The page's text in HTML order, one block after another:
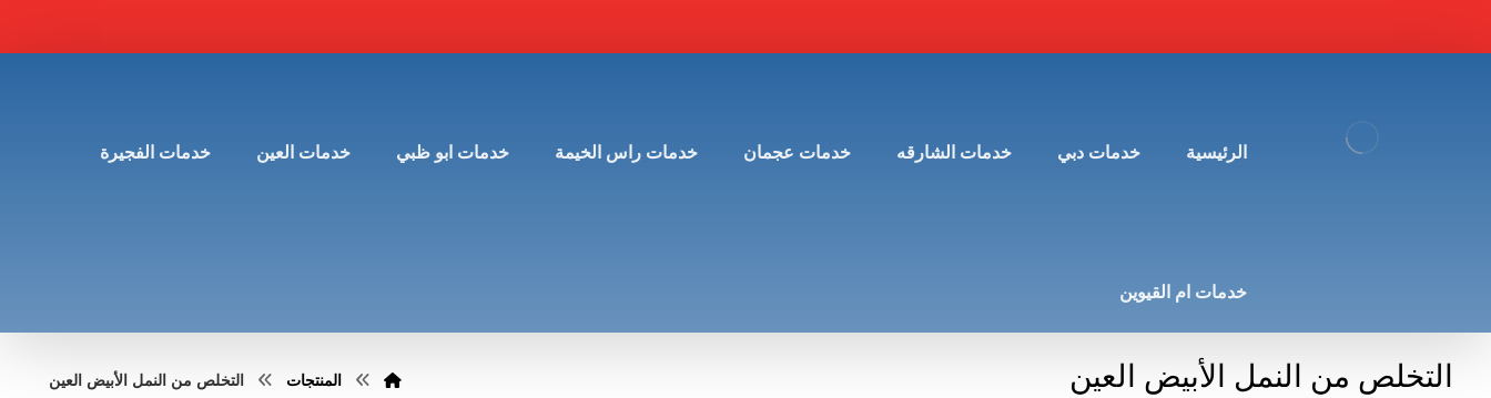
الرئيسية خدمات دبي خدمات الشارقه خدمات عجمان خدمات راس الخيمة خدمات ابو ظبي خدمات العين خدمات الفجيرة
خدمات ام القيوين
التخلص من النمل الأبيض العين المنتجات التخلص من النمل الأبيض العين